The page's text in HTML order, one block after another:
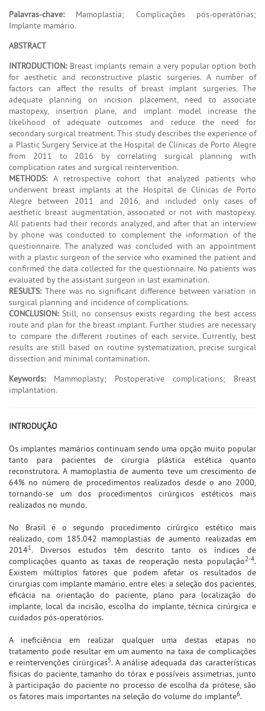
Palavras-chave:Mamoplastia; Complicações pós-operatórias;
Implante mamário.
ABSTRACT
INTRODUCTION:Breast implants remain a very popular option both
for aesthetic and reconstructive plastic surgeries. A number of
factors can affect the results of breast implant surgeries. The
adequate planning on incision placement, need to associate
mastopexy, insertion plane, and implant model increase the
likelihood of adequate outcomes and reduce the need for
secondary surgical treatment. This study describes the experience of
a Plastic Surgery Service at the Hospital de Clínicas de Porto Alegre
from 2011 to 2016 by correlating surgical planning with
complication rates and surgical reintervention.
METHODS:A retrospective cohort that analyzed patients who
underwent breast implants at the Hospital de Clínicas de Porto
Alegre between 2011 and 2016, and included only cases of
aesthetic breast augmentation, associated or not with mastopexy.
All patients had their records analyzed, and after that an interview
by phone was conducted to complement the information of the
questionnaire. The analyzed was concluded with an appointment
with a plastic surgeon of the service who examined the patient and
confirmed the data collected for the questionnaire. No patients was
evaluated by the assistant surgeon in last examination.
RESULTS:There was no significant difference between variation in
surgical planning and incidence of complications.
CONCLUSION:Still, no consensus exists regarding the best access
route and plan for the breast implant. Further studies are necessary
to compare the different routines of each service. Currently, best
results are still based on routine systematization, precise surgical
dissection and minimal contamination.
Keywords:Mammoplasty; Postoperative complications; Breast
implantation.
INTRODUÇÃO
Os implantes mamários continuam sendo uma opção muito popular
tanto para pacientes de cirurgia plástica estética quanto
reconstrutora. A mamoplastia de aumento teve um crescimento de
64% no número de procedimentos realizados desde o ano 2000,
tornando-se um dos procedimentos cirúrgicos estéticos mais
realizados no mundo.
No Brasil é o segundo procedimento cirúrgico estético mais
realizado, com 185.042 mamoplastias de aumento realizadas em
20141. Diversos estudos têm descrito tanto os índices de
complicações quanto as taxas de reoperação nesta população2-4.
Existem múltiplos fatores que podem afetar os resultados de
cirurgias com implante mamário, entre eles: a seleção dos pacientes,
eficácia na orientação do paciente, plano para localização do
implante, local da incisão, escolha do implante, técnica cirúrgica e
cuidados pós-operatórios.
A ineficiência em realizar qualquer uma destas etapas no
tratamento pode resultar em um aumento na taxa de complicações
e reintervenções cirúrgicas5. A análise adequada das características
físicas do paciente, tamanho do tórax e possíveis assimetrias, junto
à participação do paciente no processo de escolha da prótese, são
os fatores mais importantes na seleção do volume do implante6.